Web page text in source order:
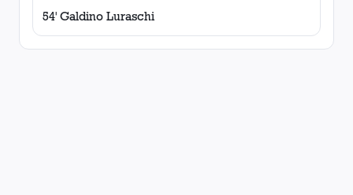
54' Galdino Luraschi